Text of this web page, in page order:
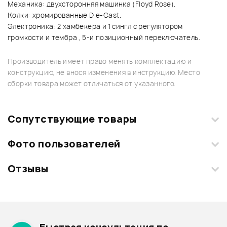
Механика: двухсторонняя машинка (Floyd Rose).
Колки: хромированные Die-Cast.
Электроника: 2 хамбекера и 1 сингл с регулятором
громкости и тембра , 5-и позиционный переключатель.
Производитель имеет право менять комплектацию и
конструкцию, не внося изменения в инструкцию. Место
сборки товара может отличаться от указанного.
Сопутствующие товары
Фото пользователей
Загрузите свои фотографии купленного товара и получите
Отзывы